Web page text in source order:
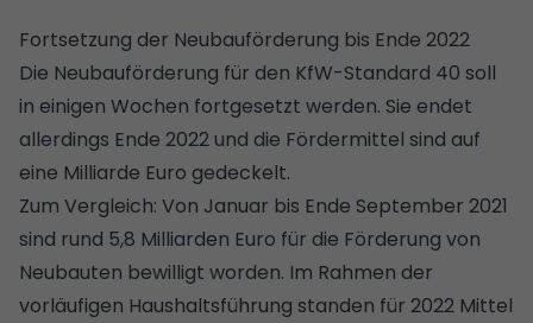
Fortsetzung der Neubauförderung bis Ende 2022
Die Neubauförderung für den KfW-Standard 40 soll
in einigen Wochen fortgesetzt werden. Sie endet
allerdings Ende 2022 und die Fördermittel sind auf
eine Milliarde Euro gedeckelt.
Zum Vergleich: Von Januar bis Ende September 2021
sind rund 5,8 Milliarden Euro für die Förderung von
Neubauten bewilligt worden. Im Rahmen der
vorläufigen Haushaltsführung standen für 2022 Mittel